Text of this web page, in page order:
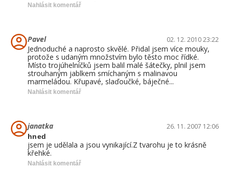
Nahlásit komentář
Pavel 02. 12. 2010 23:22
Jednoduché a naprosto skvělé. Přidal jsem více mouky,
protože s udaným množstvím bylo těsto moc řídké.
Místo trojúhelníčků jsem balil malé šátečky, plnil jsem
strouhaným jablkem smíchaným s malinavou
marmeládou. Křupavé, slaďoučké, báječné...
Nahlásit komentář
janatka 26. 11. 2007 12:06
hned
jsem je udělala a jsou vynikající.Z tvarohu je to krásně
křehké.
Nahlásit komentář